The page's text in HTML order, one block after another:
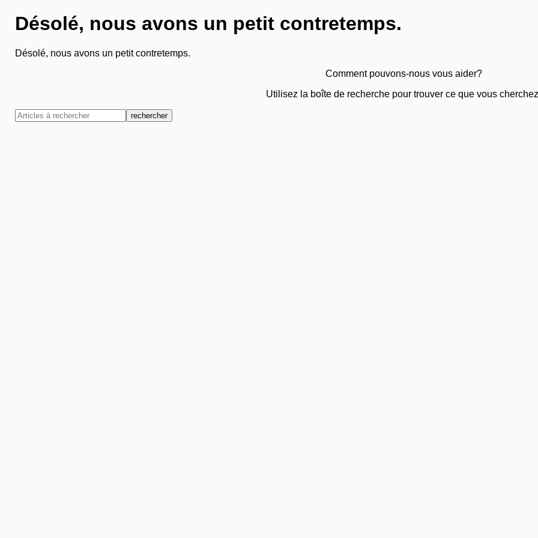
Désolé, nous avons un petit contretemps.
Désolé, nous avons un petit contretemps.
Comment pouvons-nous vous aider?
Utilisez la boîte de recherche pour trouver ce que vous
rechercher